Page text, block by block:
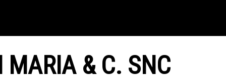
MARIA & C. SNC